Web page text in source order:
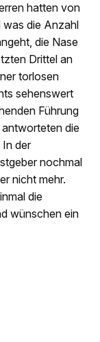
hatten von
was die Anzahl
die Nase
Drittel an
torlosen
sehenswert
Führung
die
der
nochmal
nicht mehr.
die
wünschen ein